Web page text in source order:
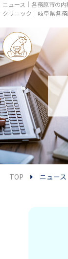
ニュース｜各務原市の
クリニック｜岐阜県各
TOP ニュース